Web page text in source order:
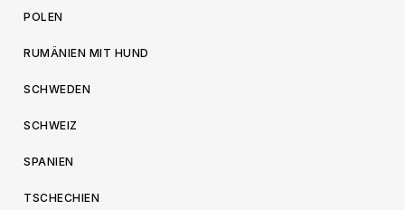
POLEN
RUMÄNIEN MIT HUND
SCHWEDEN
SCHWEIZ
SPANIEN
TSCHECHIEN